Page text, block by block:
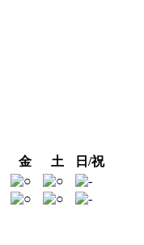
金 土
日/祝